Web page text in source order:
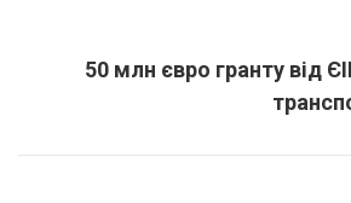
50 млн євро гранту від